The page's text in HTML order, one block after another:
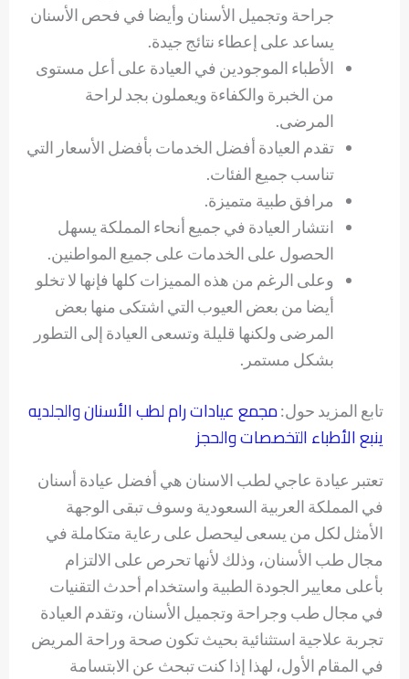
جراحة وتجميل الأسنان وأيضا في فحص الأسنان
يساعد على إعطاء نتائج جيدة.
الأطباء الموجودين في العيادة على أعل مستوى
من الخبرة والكفاءة ويعملون بجد لراحة
المرضى.
تقدم العيادة أفضل الخدمات بأفضل الأسعار التي
تناسب جميع الفئات.
مرافق طبية متميزة.
انتشار العيادة في جميع أنحاء المملكة يسهل
الحصول على الخدمات على جميع المواطنين.
وعلى الرغم من هذه المميزات كلها فإنها لا تخلو
أيضا من بعض العيوب التي اشتكى منها بعض
المرضى ولكنها قليلة وتسعى العيادة إلى التطور
بشكل مستمر.
تابع المزيد حول:مجمع عيادات رام لطب الأسنان والجلديه
ينبع الأطباء التخصصات والحجز
تعتبر عيادة عاجي لطب الاسنان هي أفضل عيادة أسنان
في المملكة العربية السعودية وسوف تبقى الوجهة
الأمثل لكل من يسعى ليحصل على رعاية متكاملة في
مجال طب الأسنان، وذلك لأنها تحرص على الالتزام
بأعلى معايير الجودة الطبية واستخدام أحدث التقنيات
في مجال طب وجراحة وتجميل الأسنان، وتقدم العيادة
تجربة علاجية استثنائية بحيث تكون صحة وراحة المريض
في المقام الأول، لهذا إذا كنت تبحث عن الابتسامة